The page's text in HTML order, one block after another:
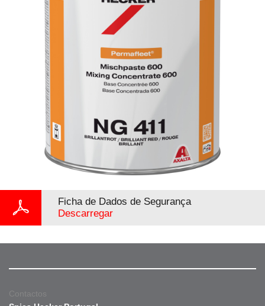
Ficha de Dados de Segurança
Descarregar
Contactos